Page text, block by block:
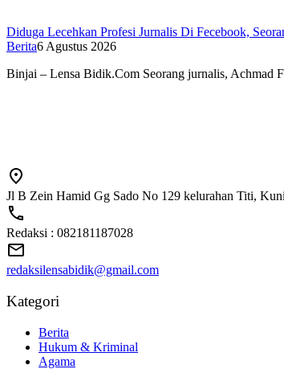
Diduga Lecehkan Profesi Jurnalis Di Fecebook,
Berita6 Agustus 2026
Binjai – Lensa Bidik.Com Seorang jurnalis, Achmad
Jl B Zein Hamid Gg Sado No 129 kelurahan Titi,
Redaksi : 082181187028
redaksilensabidik@gmail.com
Kategori
Berita
Hukum & Kriminal
Agama